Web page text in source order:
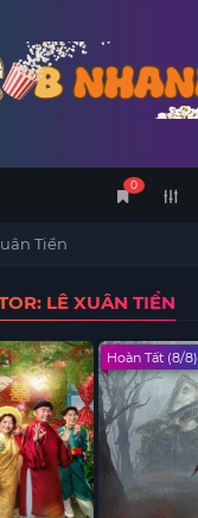
0
Tiền
LÊ XUÂN TIỀN
Hoàn Tất (8/8)